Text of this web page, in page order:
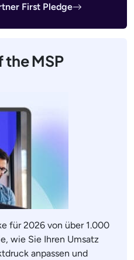
First Pledge
the MSP
für 2026 von über 1.000
wie Sie Ihren Umsatz
anpassen und